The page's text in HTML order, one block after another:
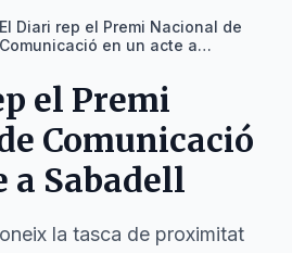
El Diari rep el Premi Nacional de
Comunicació en un acte a
el Premi
Comunicació
a Sabadell
la tasca de proximitat